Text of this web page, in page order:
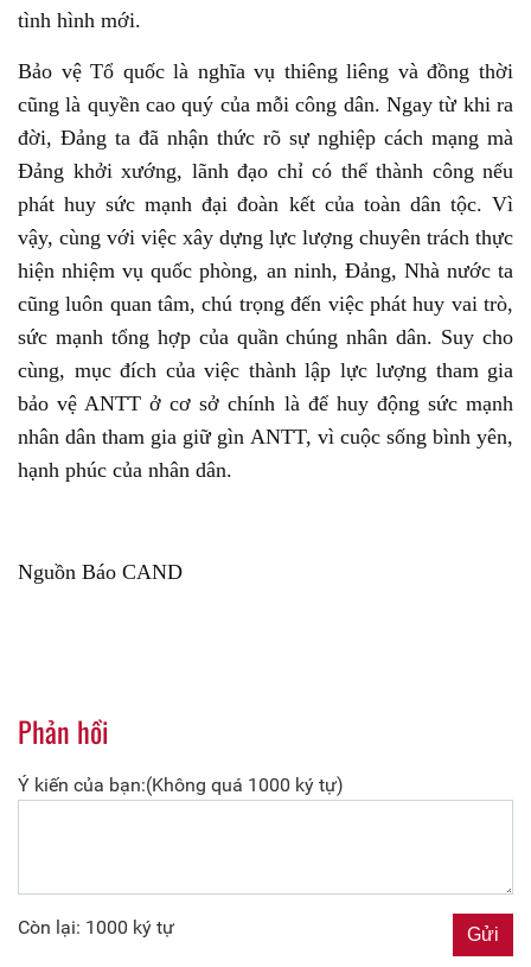
tình hình mới.
Bảo vệ Tổ quốc là nghĩa vụ thiêng liêng và đồng thời
cũng là quyền cao quý của mỗi công dân. Ngay từ khi ra
đời, Đảng ta đã nhận thức rõ sự nghiệp cách mạng mà
Đảng khởi xướng, lãnh đạo chỉ có thể thành công nếu
phát huy sức mạnh đại đoàn kết của toàn dân tộc. Vì
vậy, cùng với việc xây dựng lực lượng chuyên trách thực
hiện nhiệm vụ quốc phòng, an ninh, Đảng, Nhà nước ta
cũng luôn quan tâm, chú trọng đến việc phát huy vai trò,
sức mạnh tổng hợp của quần chúng nhân dân. Suy cho
cùng, mục đích của việc thành lập lực lượng tham gia
bảo vệ ANTT ở cơ sở chính là để huy động sức mạnh
nhân dân tham gia giữ gìn ANTT, vì cuộc sống bình yên,
hạnh phúc của nhân dân.
Nguồn Báo CAND
Phản hồi
Ý kiến của bạn:(Không quá 1000 ký tự)
Còn lại: 1000 ký tự